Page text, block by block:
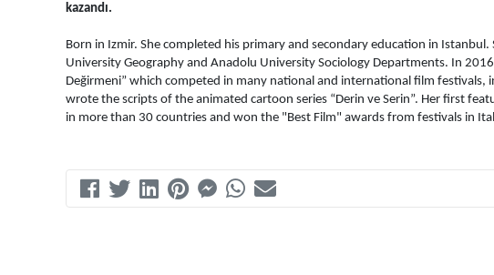
kazandı.
Born in Izmir. She completed his primary and secondary education in
University Geography and Anadolu University Sociology Departments. In
Değirmeni” which competed in many national and international film festivals,
wrote the scripts of the animated cartoon series “Derin ve Serin”. Her first
in more than 30 countries and won the "Best Film" awards from festivals in